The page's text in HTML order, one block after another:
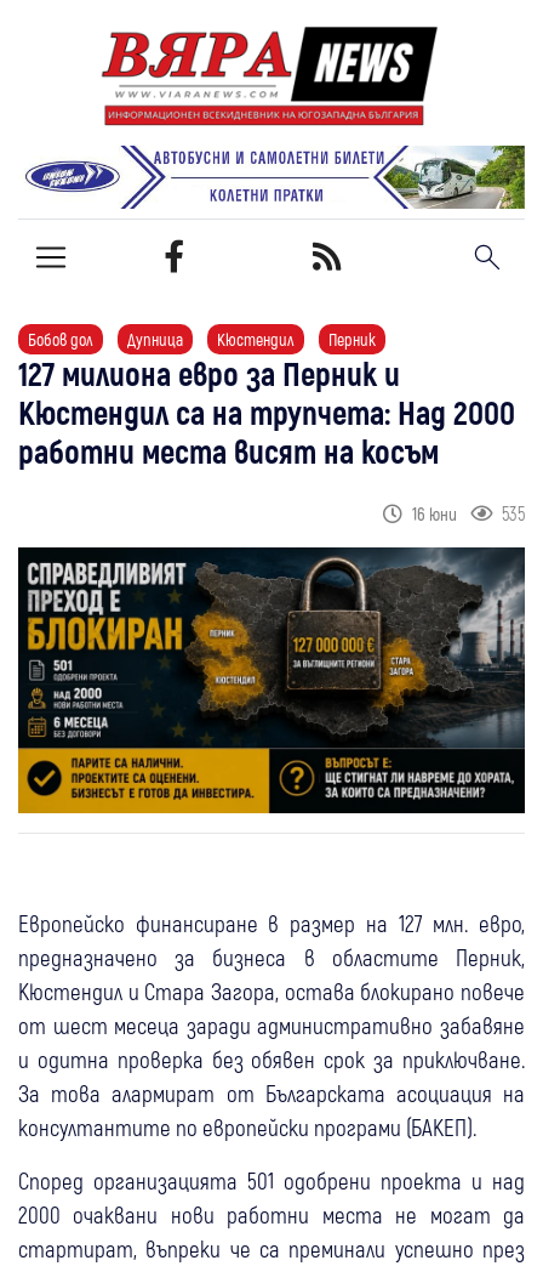
Бобов дол Дупница Кюстендил Перник
127 милиона евро за Перник и
Кюстендил са на трупчета: Над 2000
работни места висят на косъм
16 юни 535
Европейско финансиране в размер на 127 млн. евро,
предназначено за бизнеса в областите Перник,
Кюстендил и Стара Загора, остава блокирано повече
от шест месеца заради административно забавяне
и одитна проверка без обявен срок за приключване.
За това алармират от Българската асоциация на
консултантите по европейски програми (БАКЕП).
Според организацията 501 одобрени проекта и над
2000 очаквани нови работни места не могат да
стартират, въпреки че са преминали успешно през